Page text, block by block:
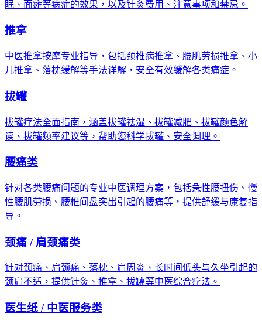
眠、面瘫等病症的效果，以及针灸费用、注意事项和禁忌。
推拿
中医推拿按摩专业指导，包括颈椎病推拿、腰肌劳损推拿、小
儿推拿、落枕缓解等手法详解，安全有效缓解各类痛症。
拔罐
拔罐疗法全面指南，涵盖拔罐祛湿、拔罐减肥、拔罐颜色解
读、拔罐频率建议等，帮助您科学拔罐、安全调理。
腰痛类
针对各类腰痛问题的专业中医调理方案，包括急性腰扭伤、慢
性腰肌劳损、腰椎间盘突出引起的腰痛等，提供舒缓与康复指
导。
颈痛 / 肩颈痛类
针对颈痛、肩颈痛、落枕、肩周炎、长时间低头与久坐引起的
颈肩不适，提供针灸、推拿、拔罐等中医综合疗法。
医生纸 / 中医服务类